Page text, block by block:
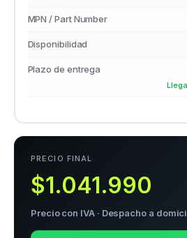
MPN / Part Number
Disponibilidad
Plazo de entrega
PRECIO FINAL
$1.041.990
Precio con IVA · Despacho a